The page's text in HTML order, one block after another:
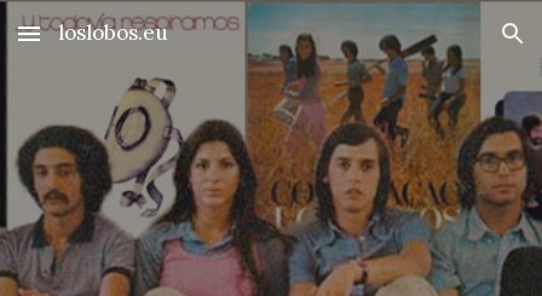
Skip to main content Skip to navigation
loslobos.eu